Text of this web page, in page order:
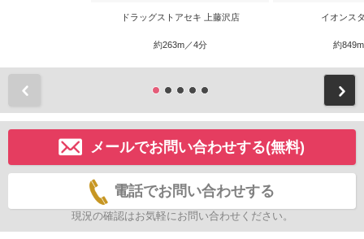
ドラッグストアセキ 上藤沢店
約263m／4分
イオンス
約
メールでお問い合わせする(無料)
電話でお問い合わせする
現況の確認はお気軽にお問い合わせください。